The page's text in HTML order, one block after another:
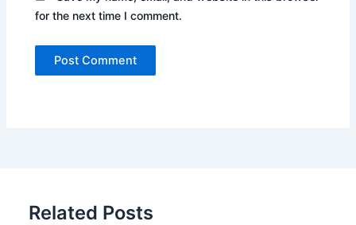
for the next time I comment.
Related Posts